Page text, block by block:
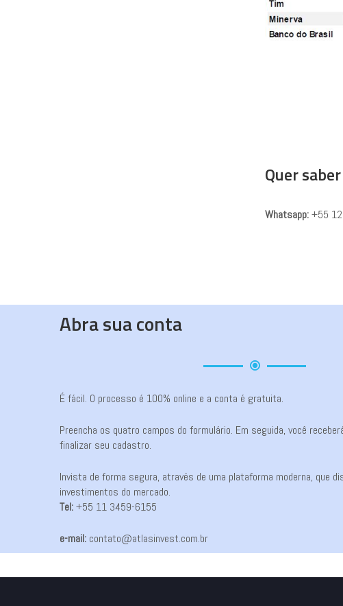
Quer
Whatsapp:+55 12
Abra sua conta
É fácil. O processo é 100% online e a conta é gratuita.
Preencha os quatro campos do formulário. Em seguida, você
finalizar seu cadastro.
Invista de forma segura, através de uma plataforma moderna, que
investimentos do mercado.
Tel:+55 11 3459-6155
e-mail: contato@atlasinvest.com.br